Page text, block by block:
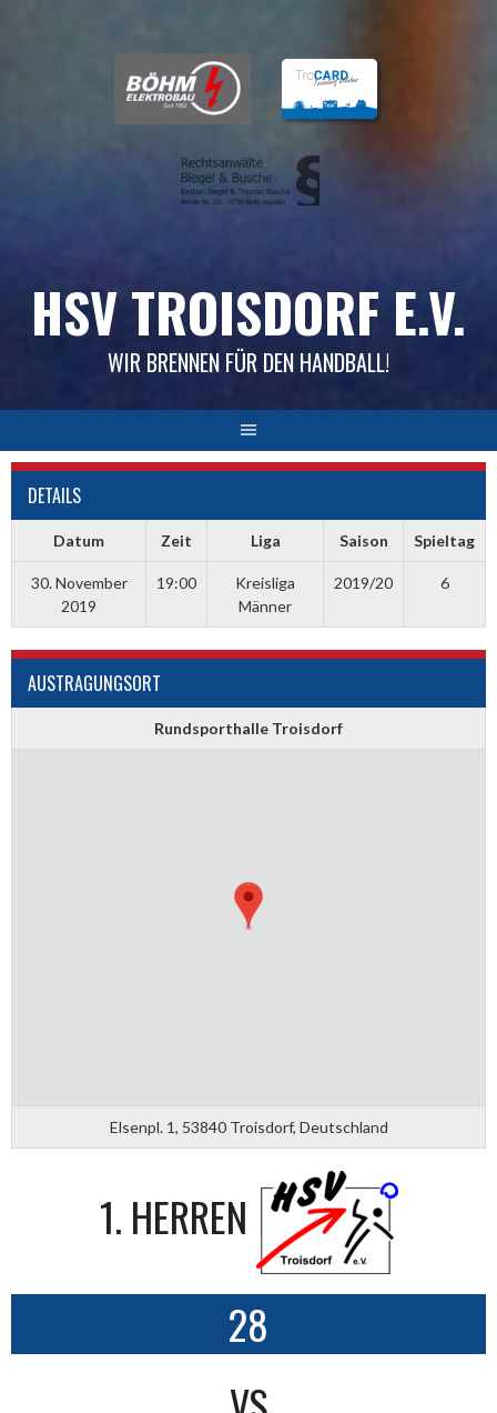
HSV TROISDORF E.V.
WIR BRENNEN FÜR DEN HANDBALL!
DETAILS
Datum Zeit Liga Saison Spieltag
30. November
2019
19:00
Kreisliga
Männer
2019/20 6
AUSTRAGUNGSORT
Rundsporthalle Troisdorf
Elsenpl. 1, 53840 Troisdorf, Deutschland
1. HERREN
28